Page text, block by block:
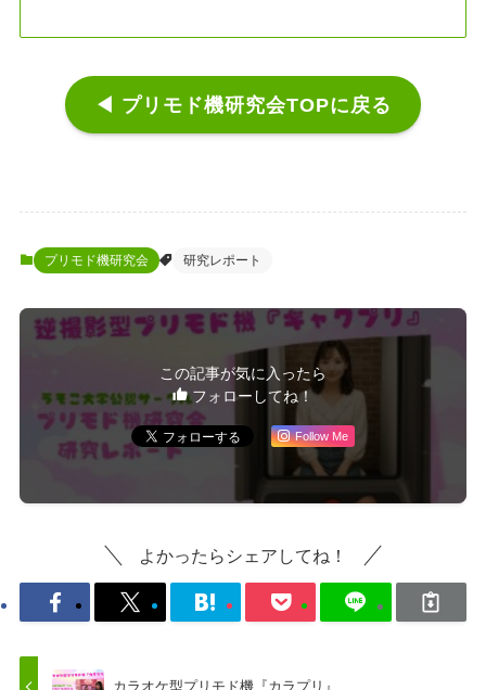
◀ プリモド機研究会TOPに戻る
プリモド機研究会 研究レポート
この記事が気に入ったら
フォローしてね！
Follow Me
よかったらシェアしてね！
カラオケ型プリモド機『カラプリ』